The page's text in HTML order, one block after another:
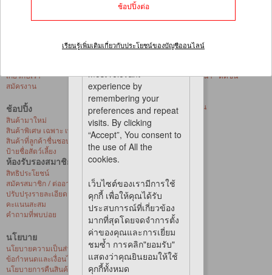
เกี่ยวกับเรา
สมัครงาน
ช้อปปิ้ง
สินค้ามาใหม่
สินค้าพิเศษ เฉพาะ เพ็ท เลิฟเวอร์ เซ็นเตอร์
สินค้าที่ลูกค้าชื่นชอบ
ป้ายชื่อสัตว์เลี้ยง
ศูนย์ให้บริการอาบน้ำ - ตัดขน
การจัดส่งด่วน
บริการจัดส่งถึงบ้าน
สุขภาพสัตว์เลี้ยง
ห้องรับรองสมาชิก
สิทธิประโยชน์
สมัครสมาชิก / ต่ออายุ / เปิดใช้งานบัตรวีไอพี
ปรับปรุงรายละเอียดส่วนบุคคล
คะแนนสะสม
คำถามที่พบบ่อย
นโยบาย
นโยบายความเป็นส่วนตัว
ข้อกำหนดและเงื่อนไขการซื้อสินค้าออนไลน์
นโยบายการคืนสินค้าและการเปลี่ยนสินค้า
Cookies
We use cookies on our
most relevant
experience by
remembering your
preferences and repeat
visits. By clicking
“Accept”, You consent to
the use of All the
cookies.
เว็บไซต์ของเรามีการใช้
คุกกี้ เพื่อให้คุณได้รับ
ประสบการณ์ที่เกี่ยวข้อง
มากที่สุดโดยจดจำการตั้ง
ค่าของคุณและการเยี่ยม
ชมซ้ำ การคลิก"ยอมรับ"
แสดงว่าคุณยินยอมให้ใช้
คุกกี้ทั้งหมด
ช้อปปิ้งต่อ
เรียนรู้เพิ่มเติมเกี่ยวกับประโยชน์ของบัญชีออนไลน์